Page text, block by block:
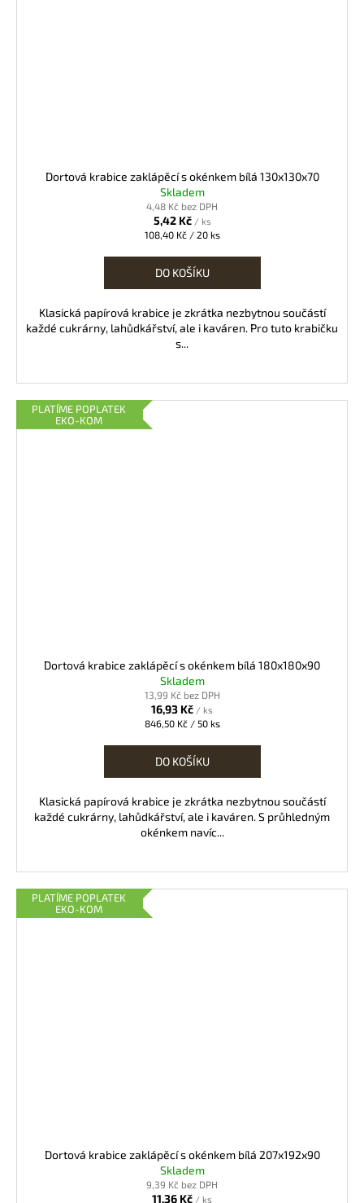
Dortová krabice zaklápěcí s okénkem bílá 130x130x70
Skladem
4,48 Kč bez DPH
5,42 Kč / ks
Měrná
108,40 Kč / 20 ks
DO KOŠÍKU
Klasická papírová krabice je zkrátka nezbytnou součástí
každé cukrárny, lahůdkářství, ale i kaváren. Pro tuto krabičku
s...
PLATÍME POPLATEK
EKO-KOM
Dortová krabice zaklápěcí s okénkem bílá 180x180x90
Skladem
13,99 Kč bez DPH
16,93 Kč / ks
Měrná
846,50 Kč / 50 ks
DO KOŠÍKU
Klasická papírová krabice je zkrátka nezbytnou součástí
každé cukrárny, lahůdkářství, ale i kaváren. S průhledným
okénkem navíc...
PLATÍME POPLATEK
EKO-KOM
Dortová krabice zaklápěcí s okénkem bílá 207x192x90
Skladem
9,39 Kč bez DPH
11,36 Kč / ks